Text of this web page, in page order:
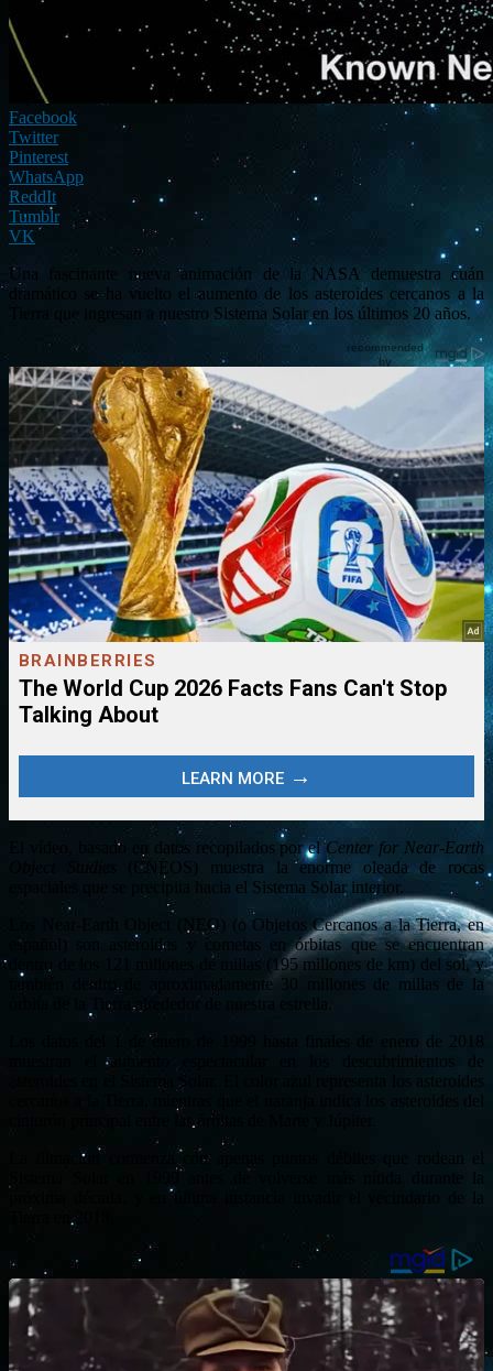
Facebook
Twitter
Pinterest
WhatsApp
ReddIt
Tumblr
VK
Una fascinante nueva animación de la NASA demuestra cuán
dramático se ha vuelto el aumento de los asteroides cercanos a la
Tierra que ingresan a nuestro Sistema Solar en los últimos 20 años.
El vídeo, basado en datos recopilados por elCenter for Near-Earth
Object Studies
(CNEOS) muestra la enorme oleada de rocas
espaciales que se precipita hacia el Sistema Solar interior.
Los Near-Earth Object (NEO) (o Objetos Cercanos a la Tierra, en
español) son asteroides y cometas en órbitas que se encuentran
dentro de los 121 millones de millas (195 millones de km) del sol, y
también dentro de aproximadamente 30 millones de millas de la
órbita de la Tierra alrededor de nuestra estrella.
Los datos del 1 de enero de 1999 hasta finales de enero de 2018
muestran el aumento espectacular en los descubrimientos de
asteroides en el Sistema Solar. El color azul representa los asteroides
cercanos a la Tierra, mientras que el naranja indica los asteroides del
cinturón principal entre las órbitas de Marte y Júpiter.
La filmación comienza con apenas puntos débiles que rodean el
Sistema Solar en 1999 antes de volverse más nítida durante la
próxima década, y en última instancia invadir el vecindario de la
Tierra en 2018.